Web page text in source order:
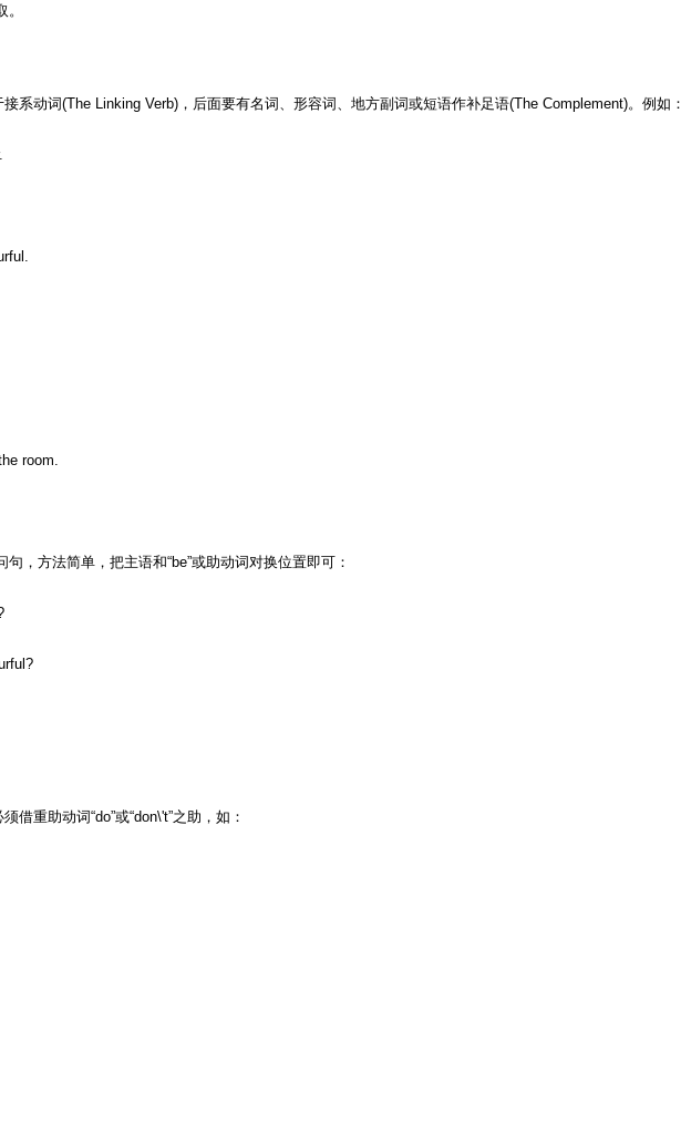
接系动词(The Linking Verb)，后面要有名词、形容词、地方副词或短语作补足语(The Complement)。例如：
room.
，方法简单，把主语和“be”或助动词对换位置即可：
借重助动词“do”或“don\'t”之助，如：